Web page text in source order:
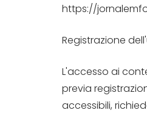
https://
Registrazione
L'accesso ai
previa
accessibili,